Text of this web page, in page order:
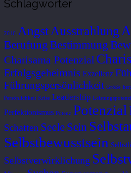
Schlagwörter
2016 AngstAusstrahlung
Berufung Bestimmung
Charisama Potenzial
Erfolgsgeheimnis Exzellenz
Führungspersönlichkeit Größe
Persönlichkeit Krise Leadership
Perfektionismus Potenz Potenzial
Schatten Seele Sein
Selbstbewusstsein
Selbstverwirklichung